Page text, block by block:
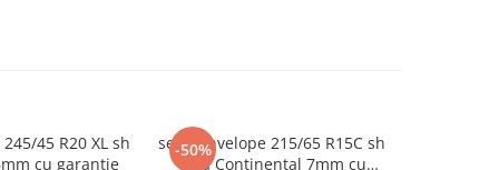
45 R20 XL sh
cu garantie
-50%
set 2 anvelope 215/65 R15C sh
vara Continental 7mm cu